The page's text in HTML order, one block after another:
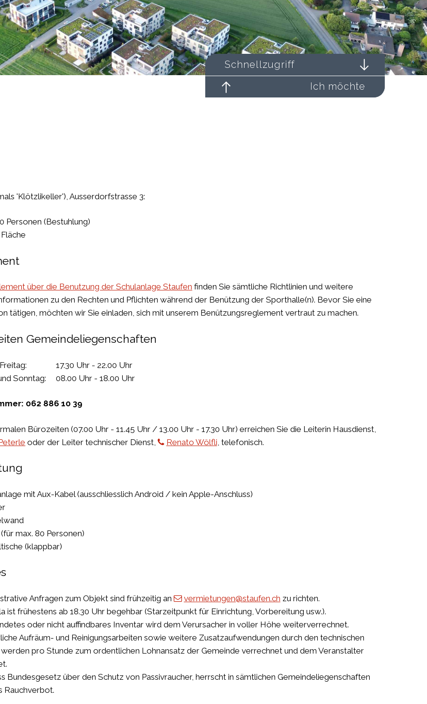
Schnellzugriff
Ich möchte
'Klötzlikeller'), Ausserdorfstrasse 3:
Personen (Bestuhlung)
über die Benutzung der Schulanlage Staufen finden Sie sämtliche Richtlinienund weitere
zu den Rechten und Pflichten während der Benützung der Sporthalle(n). Bevor Sie eine
tätigen, möchten wir Sie einladen, sich mit unserem Benützungsreglement vertraut zu machen.
Gemeindeliegenschaften
Freitag: 17.30 Uhr - 22.00 Uhr
Sonntag: 08.00 Uhr - 18.00 Uhr
062 886 10 39
Bürozeiten (07.00 Uhr - 11.45 Uhr / 13.00 Uhr - 17.30 Uhr) erreichen Sie die Leiterin Hausdienst,
oder der Leiter technischer Dienst, Renato Wölfli , telefonisch.
mit Aux-Kabel (ausschliesslich Android / kein Apple-Anschluss)
max. 80 Personen)
(klappbar)
Anfragen zum Objekt sind frühzeitig an vermietungen@staufen.ch zu richten.
ist frühestens ab 18.30 Uhr begehbar (Starzeitpunkt für Einrichtung, Vorbereitung usw.).
oder nicht auffindbares Inventar wird dem Verursacher in voller Höhe weiterverrechnet.
Aufräum- und Reinigungsarbeiten sowie weitere Zusatzaufwendungen durch den technischen
pro Stunde zum ordentlichen Lohnansatz der Gemeinde verrechnet und dem Veranstalter
Bundesgesetz über den Schutz von Passivraucher, herrscht in sämtlichen Gemeindeliegenschaften
Rauchverbot.